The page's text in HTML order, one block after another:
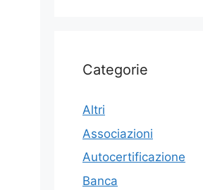
Categorie
Altri
Associazioni
Autocertificazione
Banca